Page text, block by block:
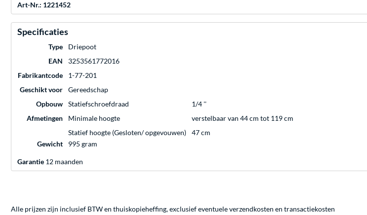
Art-Nr.: 1221452
Specificaties
Type
Driepoot
EAN
3253561772016
Fabrikantcode
1-77-201
Geschikt voor
Gereedschap
Opbouw
Statiefschroefdraad
1/4 ''
Afmetingen
Minimale hoogte
verstelbaar van 44 cm tot 119 cm
Statief hoogte (Gesloten/ opgevouwen)
47 cm
Gewicht
995 gram
Garantie 12 maanden
Alle prijzen zijn inclusief BTW en thuiskopieheffing, exclusief eventueleverzendkosten en transactiekosten